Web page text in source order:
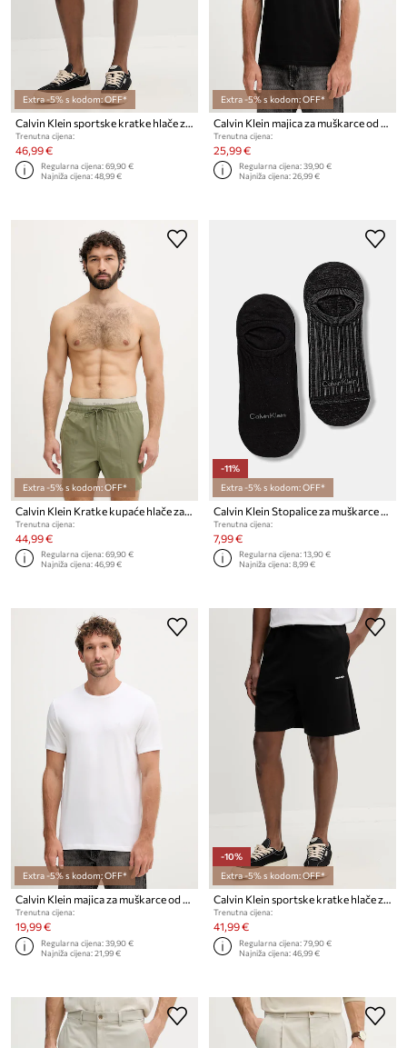
Extra -5% s kodom: OFF*
Trenutna cijena:
46,99 €
Regularna cijena:69,90 €
Najniža cijena:48,99 €
Extra -5% s kodom: OFF*
Trenutna cijena:
25,99 €
Regularna cijena:39,90 €
Najniža cijena:26,99 €
Extra -5% s kodom: OFF*
Calvin Klein Kratke kupaće hlače za muškarce
Trenutna cijena:
44,99 €
Regularna cijena:69,90 €
Najniža cijena:46,99 €
-11%
Extra -5% s kodom: OFF*
Calvin Klein Stopalice za muškarce 2-pack
Trenutna cijena:
7,99 €
Regularna cijena:13,90 €
Najniža cijena:8,99 €
Extra -5% s kodom: OFF*
Calvin Klein majica za muškarce od pamuka s elastanom
Trenutna cijena:
19,99 €
Regularna cijena:39,90 €
Najniža cijena:21,99 €
-10%
Extra -5% s kodom: OFF*
Calvin Klein sportske kratke hlače za muškarce od pamuka
Trenutna cijena:
41,99 €
Regularna cijena:79,90 €
Najniža cijena:46,99 €